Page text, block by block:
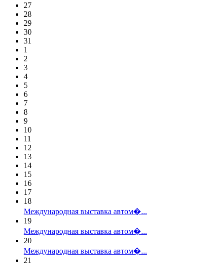
27
28
29
30
31
1
2
3
4
5
6
7
8
9
10
11
12
13
14
15
16
17
18
Международная выставка автом�...
19
Международная выставка автом�...
20
Международная выставка автом�...
21